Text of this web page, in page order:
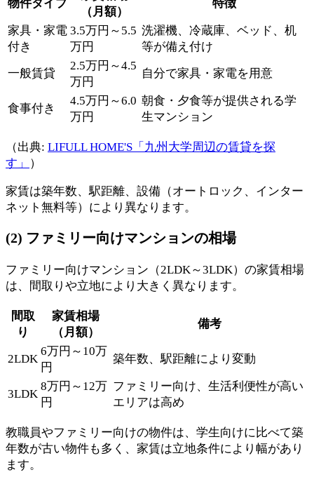
物件タイプ
（月額）
特徴
家具・家電
付き
3.5万円～5.5
万円
洗濯機、冷蔵庫、ベッド、机
等が備え付け
一般賃貸
2.5万円～4.5
万円
自分で家具・家電を用意
食事付き
4.5万円～6.0
万円
朝食・夕食等が提供される学
生マンション
（出典: LIFULL HOME'S「九州大学周辺の賃貸を探
す」
）
家賃は築年数、駅距離、設備（オートロック、インター
ネット無料等）により異なります。
(2) ファミリー向けマンションの相場
ファミリー向けマンション（2LDK～3LDK）の家賃相場
は、間取りや立地により大きく異なります。
間取
り
家賃相場
（月額）
備考
2LDK
6万円～10万
円
築年数、駅距離により変動
3LDK
8万円～12万
円
ファミリー向け、生活利便性が高い
エリアは高め
教職員やファミリー向けの物件は、学生向けに比べて築
年数が古い物件も多く、家賃は立地条件により幅があり
ます。